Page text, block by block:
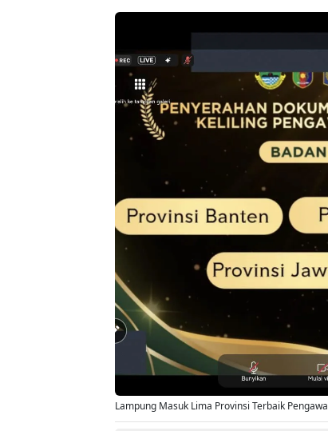
Lampung Masuk Lima Provinsi Terbaik